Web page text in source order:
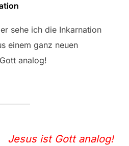
sehe ich die Inkarnation
einem ganz neuen
analog!
Jesus ist Gott analog!